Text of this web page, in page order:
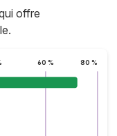
offre
60 % 80 %